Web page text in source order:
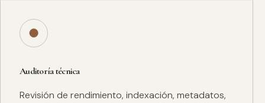
●
Auditoría técnica
Revisión de rendimiento, indexación, metadatos,